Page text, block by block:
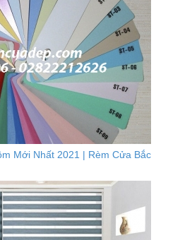
Mới Nhất 2021 | Rèm Cửa Bắc